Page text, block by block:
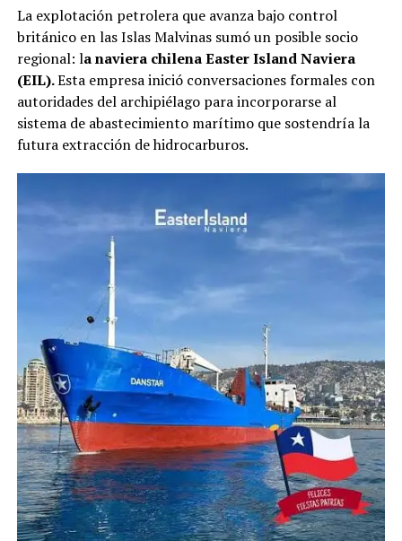
La explotación petrolera que avanza bajo control
británico en las Islas Malvinas sumó un posible socio
regional: la naviera chilena Easter Island Naviera
(EIL).Esta empresa inició conversaciones formales con
autoridades del archipiélago para incorporarse al
sistema de abastecimiento marítimo que sostendría la
futura extracción de hidrocarburos.